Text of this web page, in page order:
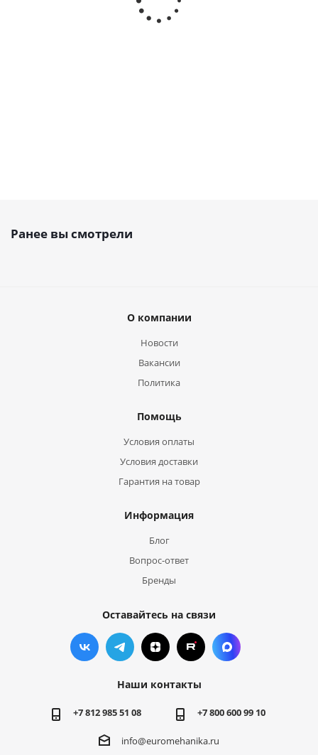
Фланец (реборда) 27, 75х60мм, толщина 1мм, для
зубчатого шкива, EMT
Ранее вы смотрели
О компании
Новости
Вакансии
Политика
Помощь
Условия оплаты
Условия доставки
Гарантия на товар
Информация
Блог
Вопрос-ответ
Бренды
Оставайтесь на связи
Наши контакты
+7 812 985 51 08 +7 800 600 99 10
info@euromehanika.ru